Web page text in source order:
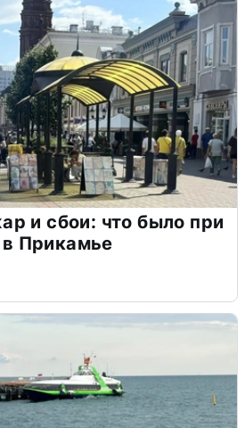
и сбои: что было при
Прикамье